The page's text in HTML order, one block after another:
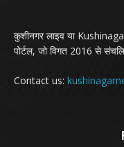
कुशीनगर लाइव या
पोर्टल, जो विगत 2016 से
Contact us: